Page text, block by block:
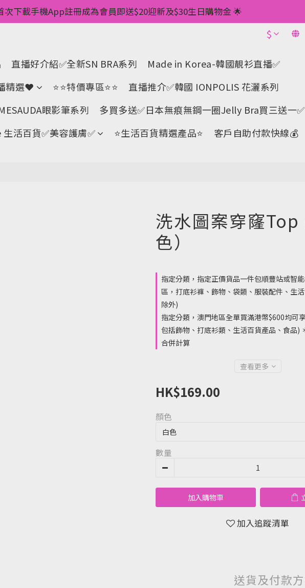
💥 ✅一件起包順豐 ✅第二件起減$20 ✅第三件減$40    如此類推⬆不設上限
次下載手機App註冊成為會員即送$20迎新及$30生日購物金 🌟
費儲積分當購物金用🌟消費1元有1分 🌟累積滿100分可當1元使用🌟
💥 ✅一件起包順豐 ✅第二件起減$20 ✅第三件減$40    如此類推⬆不設上限
$
直播好介紹✅全新SN BRA系列
Made in Korea-韓國靚衫直播✅
精選❤
⭐⭐特價專區⭐⭐
直播推介✅韓國 IONPOLIS 花灑系列
眼影筆系列
多買多送✅️日本無痕無鋼一圈Jelly Bra買三送一✅️
活百貨✅美容護膚✅
⭐生活百貨精選產品⭐ 客戶自助付款快線💰
洗水圖案穿窿Top
色）
指定分類，指定正價貨品一件包順豐站或智
區，打底衫褲、飾物、袋類、服裝配件、生
除外)
指定分類，澳門地區全單買滿港幣$600均可
包括飾物、打底衫類、生活百貨產品、食品)
合併計算
查看更多
HK$169.00
顏色
數量
加入購物車
加入追蹤清單
送貨及付款